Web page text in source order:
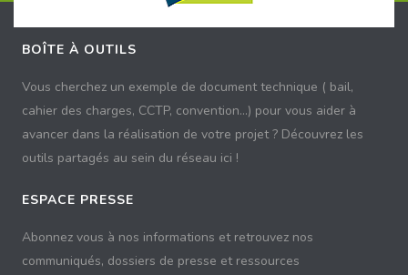
BOÎTE À OUTILS
Vous cherchez un exemple de document technique ( bail,
cahier des charges, CCTP, convention...) pour vous aider à
avancer dans la réalisation de votre projet ? Découvrez les
outils partagés au sein du réseau ici !
ESPACE PRESSE
Abonnez vous à nos informations et retrouvez nos
communiqués, dossiers de presse et ressources